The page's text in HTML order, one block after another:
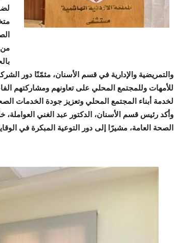
من
والتمريضية والإدارية في قسم الأسنان، مثمّنًا دور
للأمهات وللمجتمع المحلي على تعاونهم ومشاركتهم
لخدمة أبناء المجتمع المحلي وتعزيز جودة الخدمات
وأكد رئيس قسم الأسنان، الدكتور عبد الغني العواملة،
الصحة العامة، مشيرًا إلى دور التوعية المبكرة في